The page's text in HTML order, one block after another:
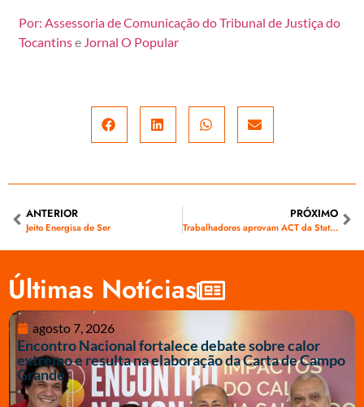
Por: Assessoria de Comunicação do Tribunal de Justiça do
Tocantinse Jornal O Popular
ANTERIOR
Jeito Energisa de Ser
PRÓXIMO
Trabalhadores aprovam ACT da State Grid com validade até 2018
Últimas Notícias
agosto 7, 2026
Encontro Nacional fortalece debate sobre calor
extremo e resulta na elaboração da Carta de Campo
Grande